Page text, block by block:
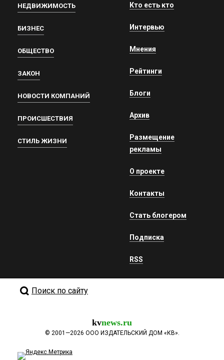
НЕДВИЖИМОСТЬ
БИЗНЕС
ОБЩЕСТВО
ЗАКОН
НОВОСТИ КОМПАНИЙ
ПРОИСШЕСТВИЯ
СТИЛЬ ЖИЗНИ
Кто есть кто
Интервью
Мнения
Рейтинги
Блоги
Архив
Размещение
рекламы
О проекте
Контакты
Стать блогером
Подписка
RSS
Поиск по сайту
kvnews.ru
© 2001—2026 ООО ИЗДАТЕЛЬСКИЙ ДОМ «КВ».